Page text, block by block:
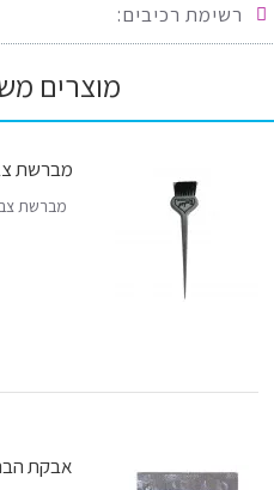
מוצרים
מברשת
מברשת
אבקת
רשימת רכיבים: